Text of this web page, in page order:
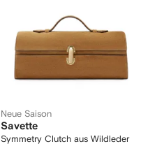
Neue Saison
Savette
Symmetry Clutch aus Wildleder